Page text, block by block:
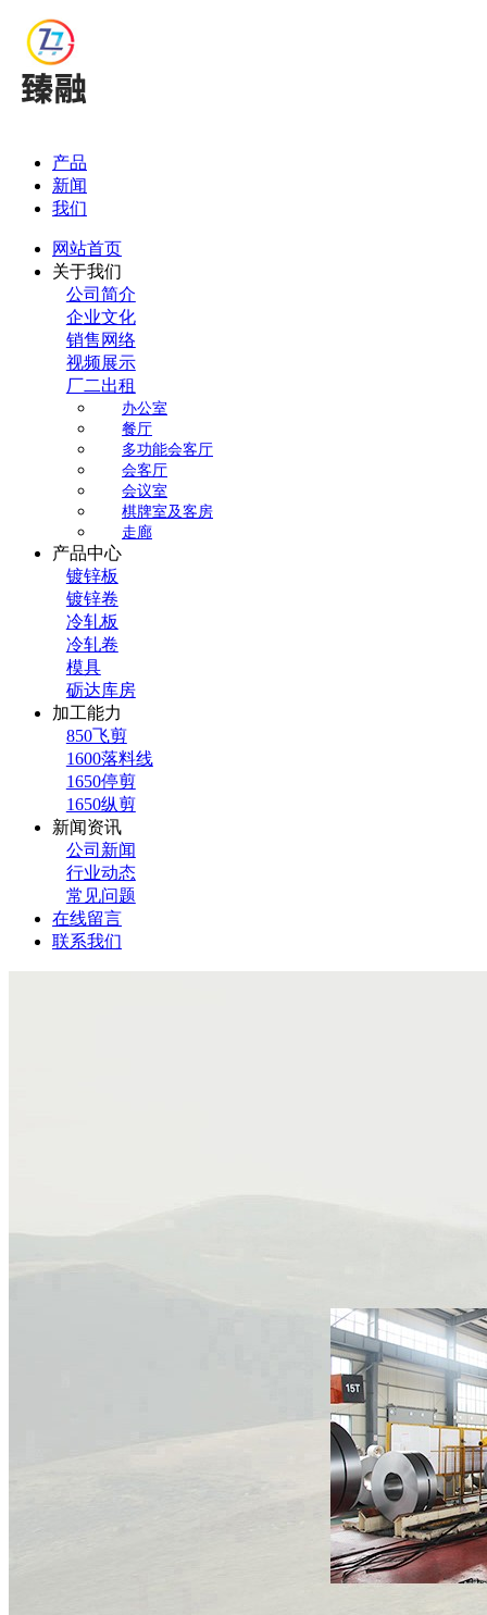
产品
新闻
我们
网站首页
关于我们
公司简介
企业文化
销售网络
视频展示
厂二出租
办公室
餐厅
多功能会客厅
会客厅
会议室
棋牌室及客房
走廊
产品中心
镀锌板
镀锌卷
冷轧板
冷轧卷
模具
砺达库房
加工能力
850飞剪
1600落料线
1650停剪
1650纵剪
新闻资讯
公司新闻
行业动态
常见问题
在线留言
联系我们